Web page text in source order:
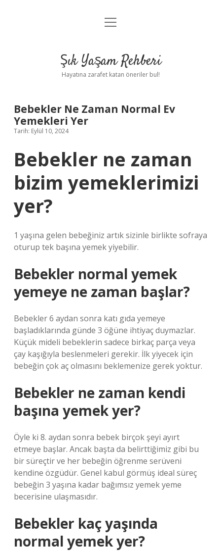
Anasayfa
Yasal Uyarı
menüyü
Şık Yaşam Rehberi
Hayatına zarafet katan öneriler bul!
Bebekler Ne Zaman Normal Ev
Yemekleri Yer
Tarih: Eylül 10, 2024
Bebekler ne zaman
bizim yemeklerimizi
yer?
1 yaşına gelen bebeğiniz artık sizinle birlikte sofraya
oturup tek başına yemek yiyebilir.
Bebekler normal yemek
yemeye ne zaman başlar?
Bebekler 6 aydan sonra katı gıda yemeye
başladıklarında günde 3 öğüne ihtiyaç duymazlar.
Küçük mideli bebeklerin sadece birkaç parça veya
çay kaşığıyla beslenmeleri gerekir. İlk yiyecek için
bebeğin çok aç olmasını beklemenize gerek yoktur.
Bebekler ne zaman kendi
başına yemek yer?
Öyle ki 8. aydan sonra bebek birçok şeyi ayırt
etmeye başlar. Ancak başta da belirttiğimiz gibi bu
bir süreçtir ve her bebeğin öğrenme serüveni
kendine özgüdür. Genel kabul görmüş ideal süreç
bebeğin 3 yaşına kadar bağımsız yemek yeme
becerisine ulaşmasıdır.
Bebekler kaç yaşında
normal yemek yer?